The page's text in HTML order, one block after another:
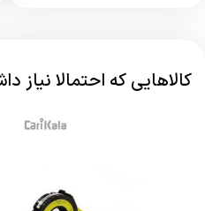
کالاهایی که احتمالا نیاز